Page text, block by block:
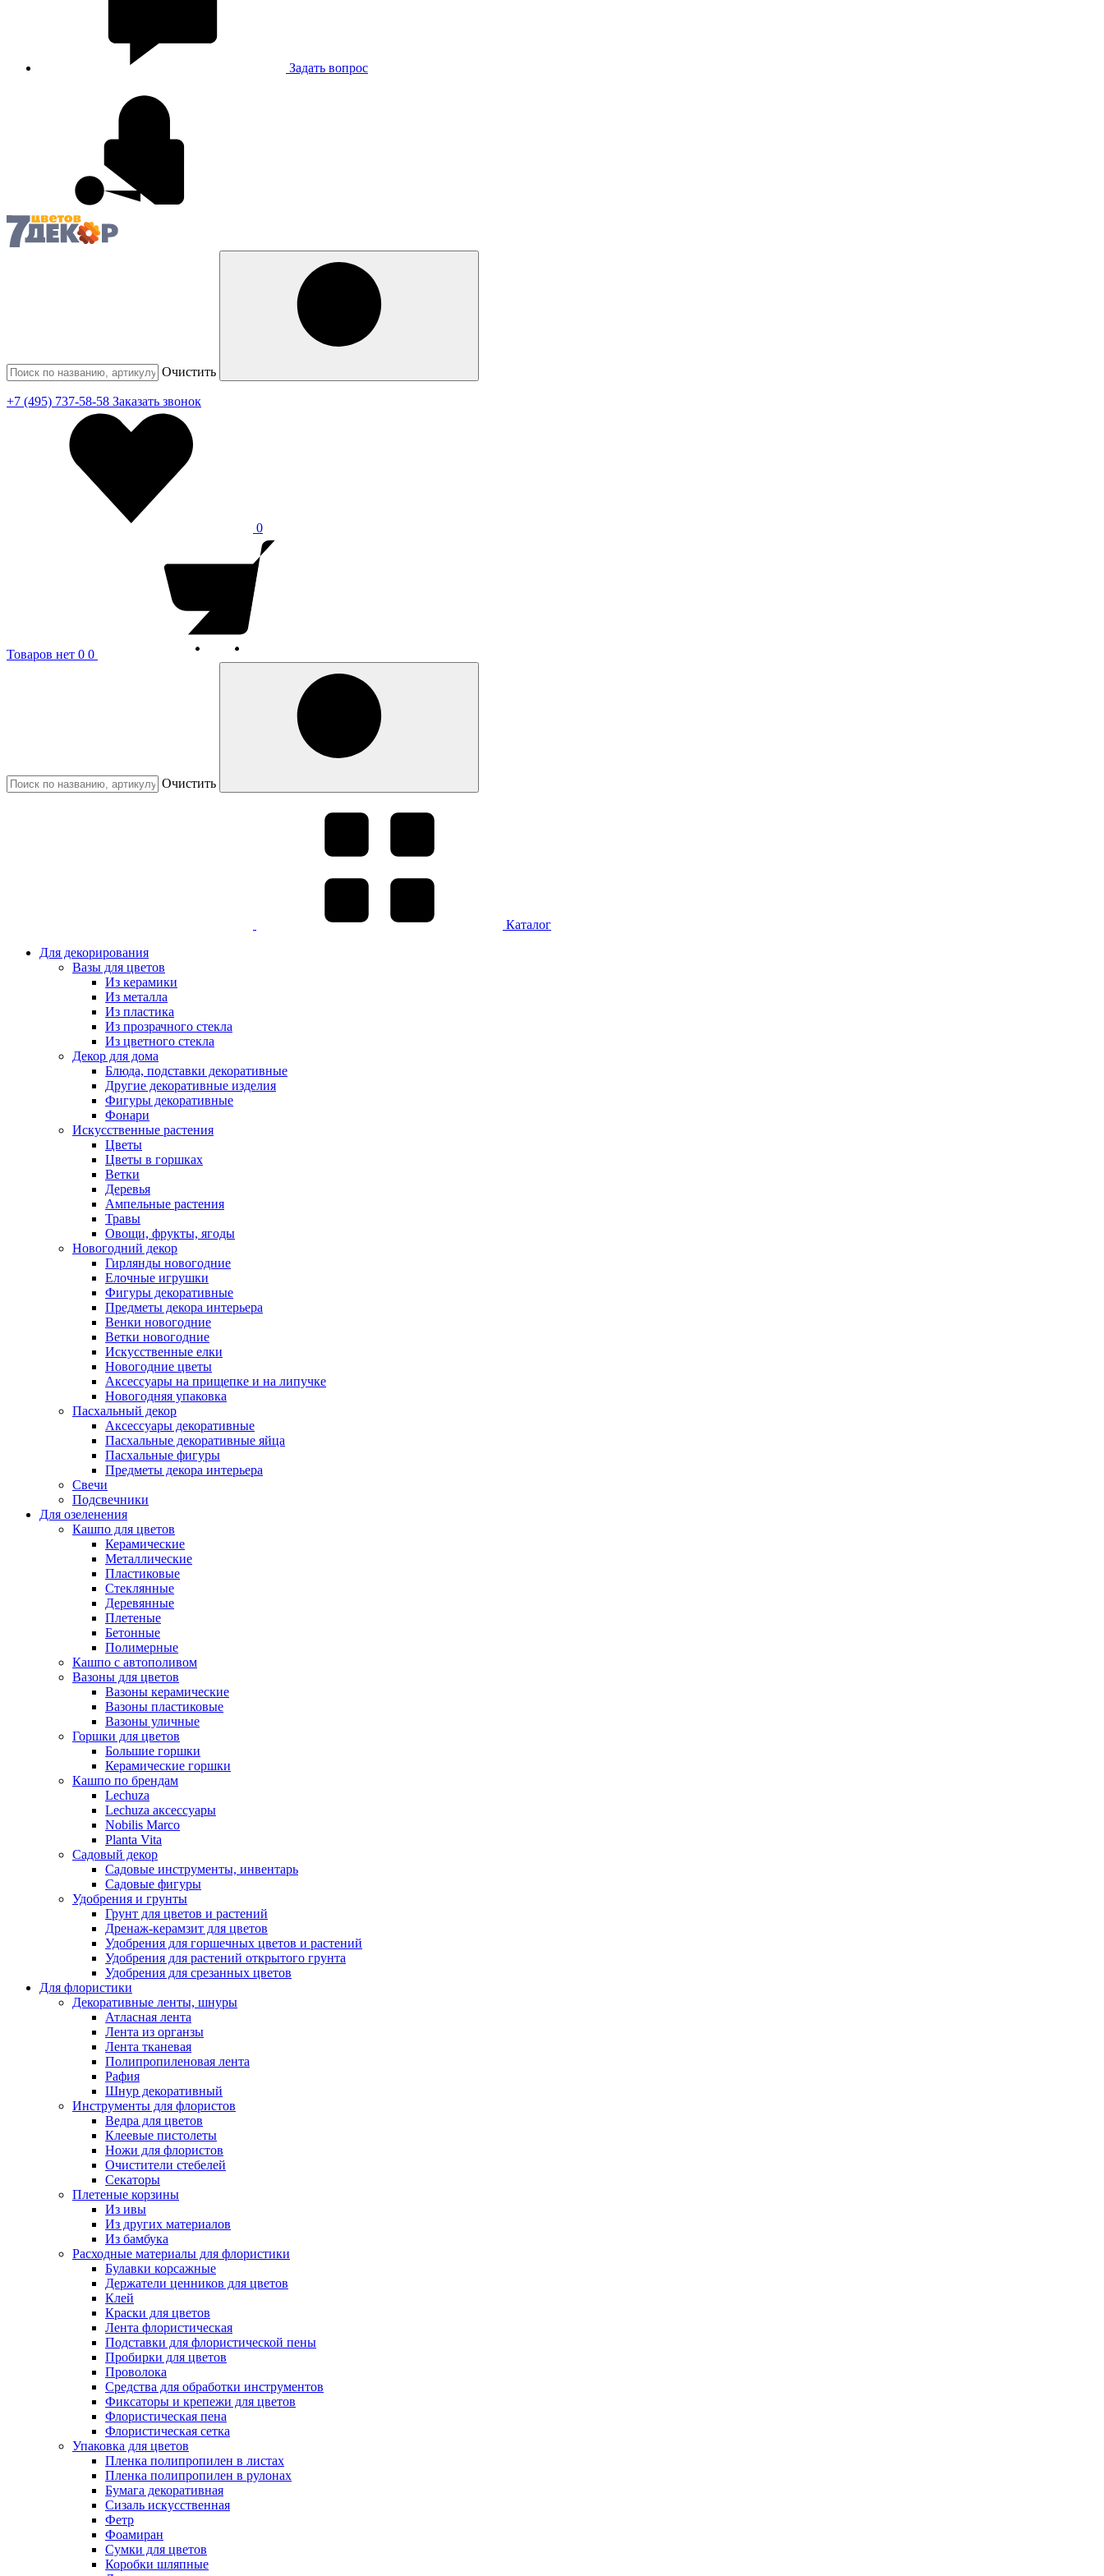
Задать вопрос
Очистить
+7 (495) 737-58-58 Заказать звонок
0
Товаров нет 0 0
Очистить
Каталог
Для декорирования
Вазы для цветов
Из керамики
Из металла
Из пластика
Из прозрачного стекла
Из цветного стекла
Декор для дома
Блюда, подставки декоративные
Другие декоративные изделия
Фигуры декоративные
Фонари
Искусственные растения
Цветы
Цветы в горшках
Ветки
Деревья
Ампельные растения
Травы
Овощи, фрукты, ягоды
Новогодний декор
Гирлянды новогодние
Елочные игрушки
Фигуры декоративные
Предметы декора интерьера
Венки новогодние
Ветки новогодние
Искусственные елки
Новогодние цветы
Аксессуары на прищепке и на липучке
Новогодняя упаковка
Пасхальный декор
Аксессуары декоративные
Пасхальные декоративные яйца
Пасхальные фигуры
Предметы декора интерьера
Свечи
Подсвечники
Для озеленения
Кашпо для цветов
Керамические
Металлические
Пластиковые
Стеклянные
Деревянные
Плетеные
Бетонные
Полимерные
Кашпо с автополивом
Вазоны для цветов
Вазоны керамические
Вазоны пластиковые
Вазоны уличные
Горшки для цветов
Большие горшки
Керамические горшки
Кашпо по брендам
Lechuza
Lechuza аксессуары
Nobilis Marco
Planta Vita
Садовый декор
Садовые инструменты, инвентарь
Садовые фигуры
Удобрения и грунты
Грунт для цветов и растений
Дренаж-керамзит для цветов
Удобрения для горшечных цветов и растений
Удобрения для растений открытого грунта
Удобрения для срезанных цветов
Для флористики
Декоративные ленты, шнуры
Атласная лента
Лента из органзы
Лента тканевая
Полипропиленовая лента
Рафия
Шнур декоративный
Инструменты для флористов
Ведра для цветов
Клеевые пистолеты
Ножи для флористов
Очистители стебелей
Секаторы
Плетеные корзины
Из ивы
Из других материалов
Из бамбука
Расходные материалы для флористики
Булавки корсажные
Держатели ценников для цветов
Клей
Краски для цветов
Лента флористическая
Подставки для флористической пены
Пробирки для цветов
Проволока
Средства для обработки инструментов
Фиксаторы и крепежи для цветов
Флористическая пена
Флористическая сетка
Упаковка для цветов
Пленка полипропилен в листах
Пленка полипропилен в рулонах
Бумага декоративная
Сизаль искусственная
Фетр
Фоамиран
Сумки для цветов
Коробки шляпные